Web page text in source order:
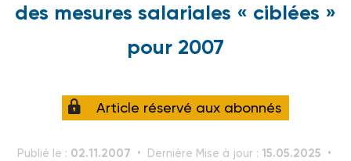
des mesures salariales « ciblées »
pour 2007
Article réservé aux abonnés
Publié le : 02.11.2007 Dernière Mise à jour : 15.05.2025